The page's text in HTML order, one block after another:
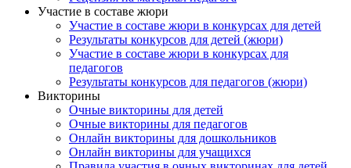
Участие в составе жюри
Участие в составе жюри в конкурсах для детей
Результаты конкурсов для детей (жюри)
Участие в составе жюри в конкурсах для
педагогов
Результаты конкурсов для педагогов (жюри)
Викторины
Очные викторины для детей
Очные викторины для педагогов
Онлайн викторины для дошкольников
Онлайн викторины для учащихся
Анонсы конкурсов
Подпишитесь на анонсы сегодня и узнавайте
первыми о самом важном.